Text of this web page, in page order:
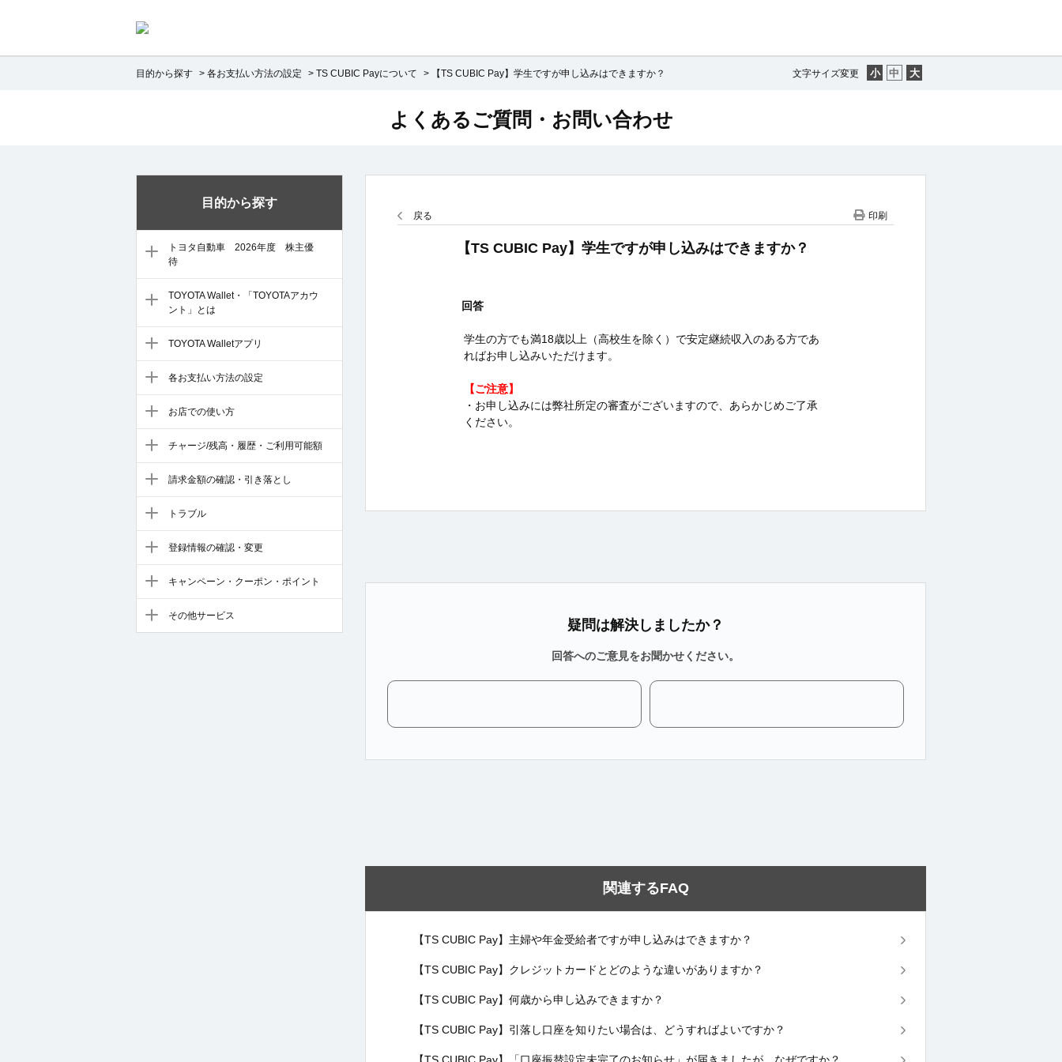
文字サイズ変更
目的から探す > 各お支払い方法の設定 > TS CUBIC Payについて > 【TS CUBIC Pay】学生ですが申し込みはできますか？
目的から探す
トヨタ自動車 2026年度 株主優
待
TOYOTA Wallet・「TOYOTAアカウ
ント」とは
TOYOTA Walletアプリ
各お支払い方法の設定
お店での使い方
チャージ/残高・履歴・ご利用可能額
請求金額の確認・引き落とし
トラブル
登録情報の確認・変更
キャンペーン・クーポン・ポイント
その他サービス
よくあるご質問・お問い合わせ
戻る 印刷
【TS CUBIC Pay】学生ですが申し込みはできますか？
回答
学生の方でも満18歳以上（高校生を除く）で安定継続収入のある方であ
ればお申し込みいただけます。
【ご注意】
・お申し込みには弊社所定の審査がございますので、あらかじめご了承
ください。
疑問は解決しましたか？
回答へのご意見をお聞かせください。
関連するFAQ
【TS CUBIC Pay】主婦や年金受給者ですが申し込みはできますか？
【TS CUBIC Pay】クレジットカードとどのような違いがありますか？
【TS CUBIC Pay】何歳から申し込みできますか？
【TS CUBIC Pay】引落し口座を知りたい場合は、どうすればよいですか？